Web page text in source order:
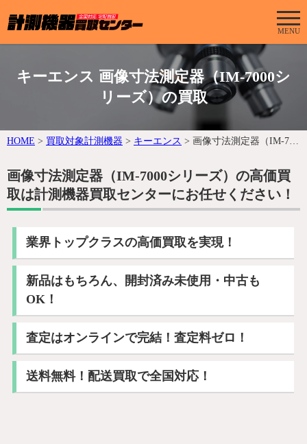
MENU
キーエンス 画像寸法測定器（IM-7000シ
リーズ）の買取
HOME > 買取対象計測機器 > キーエンス > 画像寸法測定器（IM-7000シリーズ）
画像寸法測定器（IM-7000シリーズ）の高価買
取は計測機器買取センターにお任せください！
業界トップクラスの高価買取を実現！
新品はもちろん、開封済み未使用・中古も
OK！
査定はオンラインで完結！査定料ゼロ！
送料無料！配送買取で全国対応！